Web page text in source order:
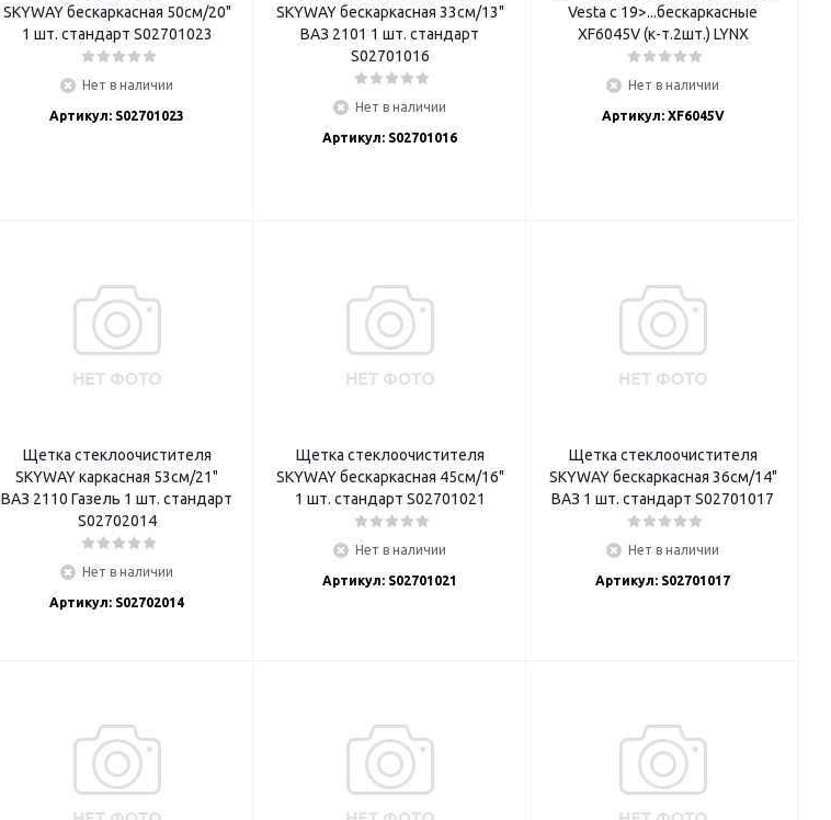
SKYWAY бескаркасная 50см/20"
1 шт. стандарт S02701023
Нет в наличии
Артикул: S02701023
SKYWAY бескаркасная 33см/13"
ВАЗ 2101 1 шт. стандарт
S02701016
Нет в наличии
Артикул: S02701016
Vesta c 19>...бескаркасные
XF6045V (к-т.2шт.) LYNX
Нет в наличии
Артикул: XF6045V
Щетка стеклоочистителя
SKYWAY каркасная 53см/21"
ВАЗ 2110 Газель 1 шт. стандарт
S02702014
Нет в наличии
Артикул: S02702014
Щетка стеклоочистителя
SKYWAY бескаркасная 45см/16"
1 шт. стандарт S02701021
Нет в наличии
Артикул: S02701021
Щетка стеклоочистителя
SKYWAY бескаркасная 36см/14"
ВАЗ 1 шт. стандарт S02701017
Нет в наличии
Артикул: S02701017